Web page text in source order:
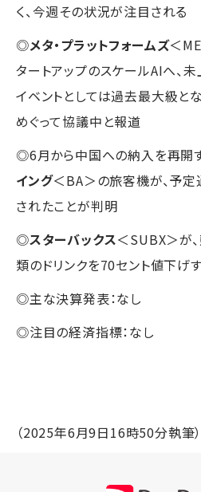
く、今週その状況が注目される
◎メタ・プラットフォームズ＜
タートアップのスケールAIへ、
イベントとしては過去最大級と
めぐって協議中と報道
◎6月から中国への納入を再開
イング＜BA＞の旅客機が、予
されたことが判明
◎スターバックス＜SUBX＞が
類のドリンクを70セント値下げ
◎主な決算発表：なし
◎注目の経済指標：なし
（2025年6月9日16時50分執筆）